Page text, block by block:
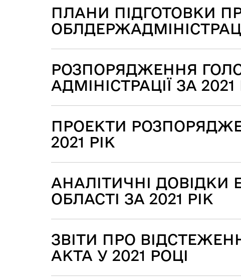
ПЛАНИ ПІДГОТОВКИ
РОЗПОРЯДЖЕННЯ
АДМІНІСТРАЦІЇ ЗА 2021
ПРОЕКТИ
2021 РІК
АНАЛІТИЧНІ ДОВІДКИ
ОБЛАСТІ ЗА 2021 РІК
ЗВІТИ ПРО
АКТА У 2021 РОЦІ